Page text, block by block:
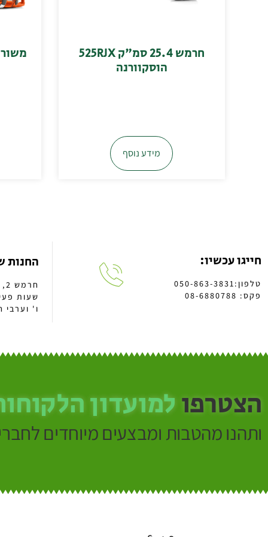
חרמש 25.4 סמ"ק 525RJX
הוסקוורנה
מידע נוסף
חייגו עכשיו:
טלפון:050-863-3831
פקס: 08-6880788
החנות
חרמש 2, א.ת באר טוביה
ו' וערבי חג:
הצטרפולמועדון
ותהנו מהטבות ומבצעים מיוחדים